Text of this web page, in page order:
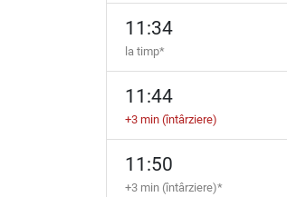
11:34
la timp*
11:44
+3 min (întârziere)
11:50
+3 min (întârziere)*